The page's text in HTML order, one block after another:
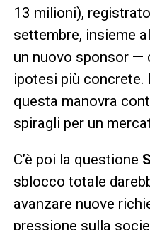
13 milioni),
settembre, insieme
un nuovo sponsor —
ipotesi più concrete.
questa manovra
spiragli per un
C’è poi la questione
sblocco totale
avanzare nuove
pressione sulla